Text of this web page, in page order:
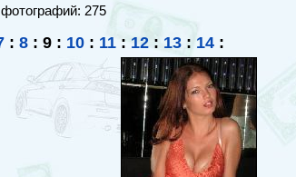
275
: 8: 9: 10: 11: 12: 13: 14: